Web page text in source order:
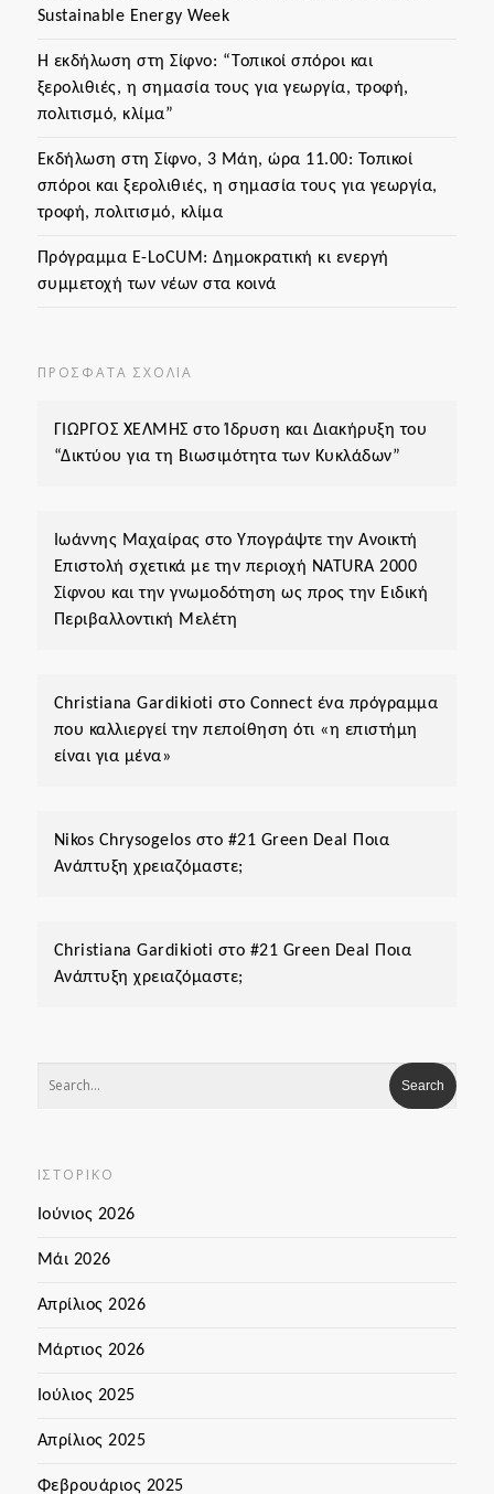
Sustainable Energy Week
Η εκδήλωση στη Σίφνο: “Τοπικοί σπόροι και
ξερολιθιές, η σημασία τους για γεωργία, τροφή,
πολιτισμό, κλίμα”
Εκδήλωση στη Σίφνο, 3 Μάη, ώρα 11.00: Τοπικοί
σπόροι και ξερολιθιές, η σημασία τους για γεωργία,
τροφή, πολιτισμό, κλίμα
Πρόγραμμα Ε-LoCUM: Δημοκρατική κι ενεργή
συμμετοχή των νέων στα κοινά
ΠΡΌΣΦΑΤΑ ΣΧΌΛΙΑ
ΓΙΩΡΓΟΣ ΧΕΛΜΗΣ στοΊδρυση και Διακήρυξη του
“Δικτύου για τη Βιωσιμότητα των Κυκλάδων”
Ιωάννης Μαχαίρας στοΥπογράψτε την Ανοικτή
Επιστολή σχετικά με την περιοχή ΝΑΤURA 2000
Σίφνου και την γνωμοδότηση ως προς την Ειδική
Περιβαλλοντική Μελέτη
Christiana Gardikioti στο Connect ένα πρόγραμμα
που καλλιεργεί την πεποίθηση ότι «η επιστήμη
είναι για μένα»
Nikos Chrysogelos στο #21 Green Deal Ποια
Ανάπτυξη χρειαζόμαστε;
Christiana Gardikioti στο #21 Green Deal Ποια
Ανάπτυξη χρειαζόμαστε;
ΙΣΤΟΡΙΚΌ
Ιούνιος 2026
Μάι 2026
Απρίλιος 2026
Μάρτιος 2026
Ιούλιος 2025
Απρίλιος 2025
Φεβρουάριος 2025